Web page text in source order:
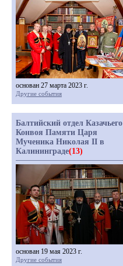
основан 27 марта 2023 г.
Другие события
Балтийский отдел Казачьего
Конвоя Памяти Царя
Мученика Николая II в
Калининграде(13)
основан 19 мая 2023 г.
Другие события